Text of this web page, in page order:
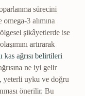
sürecini
3 alımına
şikâyetlerde ise
azaltan ilaç
artırarak
kas ağrısı belirtileri
ne iyi gelir
yeterli uyku ve doğru
önerilir. Bu